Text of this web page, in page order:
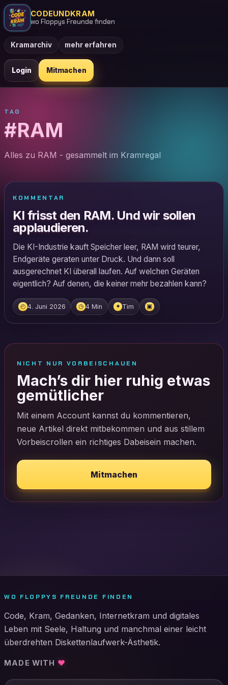
CODEUNDKRAM
wo Floppys Freunde finden
Kramarchiv mehr erfahren
Login Mitmachen
TAG
#RAM
Alles zu RAM - gesammelt im Kramregal
KOMMENTAR
KI frisst den RAM. Und wir sollen
applaudieren.
Die KI-Industrie kauft Speicher leer, RAM wird teurer,
Endgeräte geraten unter Druck. Und dann soll
ausgerechnet KI überall laufen. Auf welchen Geräten
eigentlich? Auf denen, die keiner mehr bezahlen kann?
◴ 4. Juni 2026 ◷ 4 Min ✦ Tim ▣
NICHT NUR VORBEISCHAUEN
Mach’s dir hier ruhig etwas
gemütlicher
Mit einem Account kannst du kommentieren,
neue Artikel direkt mitbekommen und aus stillem
Vorbeiscrollen ein richtiges Dabeisein machen.
Mitmachen
WO FLOPPYS FREUNDE FINDEN
Code, Kram, Gedanken, Internetkram und digitales
Leben mit Seele, Haltung und manchmal einer leicht
überdrehten Diskettenlaufwerk-Ästhetik.
MADE WITH ♥